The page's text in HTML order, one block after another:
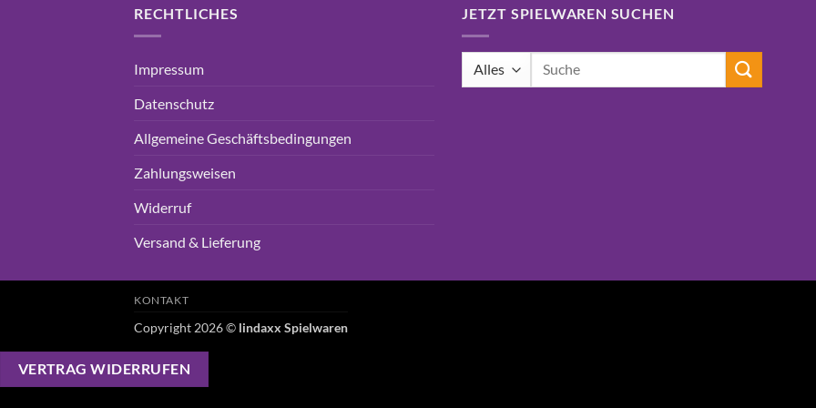
RECHTLICHES
Impressum
Datenschutz
Allgemeine Geschäftsbedingungen
Zahlungsweisen
Widerruf
Versand & Lieferung
JETZT SPIELWAREN SUCHEN
Suchen
KONTAKT
Copyright 2026 © lindaxx Spielwaren
VERTRAG WIDERRUFEN